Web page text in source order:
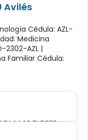
Avilés
Cédula: AZL-
Medicina
2302-AZL |
Familiar Cédula:
LAS FLORES